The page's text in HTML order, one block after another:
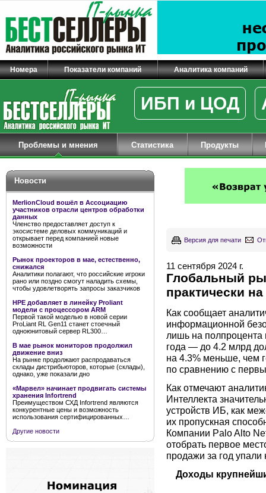
Номера Показатели компаний Аналитика компаний
ИБП и ЦОД
Проблемы и мнения Статистика Продукты
Новости
MerlionCloud вошёл в Ассоциацию
участников отрасли центров обработки
данных
Членство предоставляет доступ к
экосистеме деловых коммуникаций и
открывает перед компанией новые
возможности
Рынок проекторов в мае, естественно,
снижался
Аналитики полагают, что российские игроки
рано или поздно смогут наладить схемы,
чтобы удовлетворять запросы заказчиков
HPE добавляет в линейку Proliant
модели с процессором ARM
Первой такой моделью в новой серии
ProLiant RL Gen11 станет стоечный
одноюнитовый сервер RL300…
В мае рынок мониторов продолжил
движение вниз
На рынке продолжают распродаваться
склады дистрибьюторов, которые (склады),
однако, уже показали дно
«Марвел» начинает продвигать системы
хранения Infortrend
Преимуществом СХД Infortrend являются
конкурентные цены и возможность
использования сертифицированных…
Другие новости
Версия для печати
11 сентября 2024 г.
Глобальный
практически
Как сообщает
информационной
лишь на
года — до 4.2 млрд
на 4.3% меньше, чем
по сравнению с
Как отмечают
Интеллекта
устройств ИБ, как
их пропускная
Компании Palo Alto
отобрать первое
продажи за год упали
Доходы